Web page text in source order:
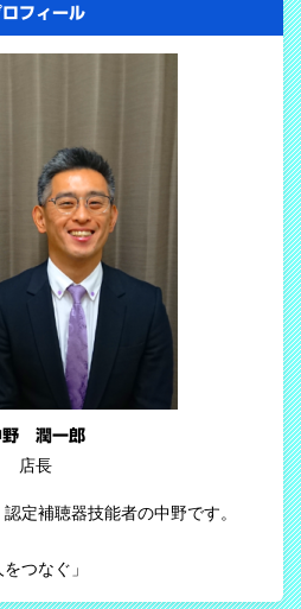
ロフィール
野 潤一郎
店長
定補聴器技能者の中野です。
つなぐ」